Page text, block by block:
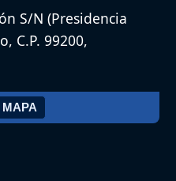
S/N (Presidencia
C.P. 99200,